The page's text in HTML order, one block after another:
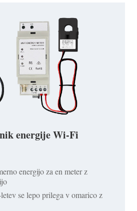
energije Wi-Fi
energijo za en meter z
se lepo prilega v omarico z